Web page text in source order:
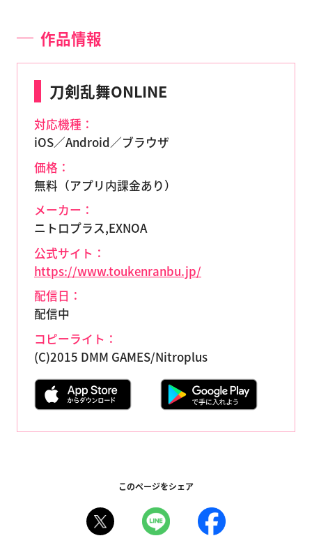
作品情報
刀剣乱舞ONLINE
対応機種：
iOS／Android／ブラウザ
価格：
無料（アプリ内課金あり）
メーカー：
ニトロプラス,EXNOA
公式サイト：
https://www.toukenranbu.jp/
配信日：
配信中
コピーライト：
(C)2015 DMM GAMES/Nitroplus
このページをシェア